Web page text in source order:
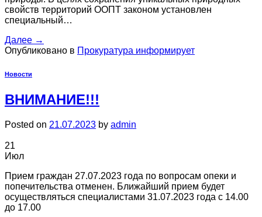
свойств территорий ООПТ законом установлен
специальный…
Далее →
Опубликовано в Прокуратура информирует
Новости
ВНИМАНИЕ!!!
Posted on 21.07.2023 by admin
21
Июл
Прием граждан 27.07.2023 года по вопросам опеки и
попечительства отменен. Ближайший прием будет
осуществляться специалистами 31.07.2023 года с 14.00
до 17.00